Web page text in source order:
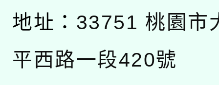
地址： 33751 桃園市
平西路一段420號